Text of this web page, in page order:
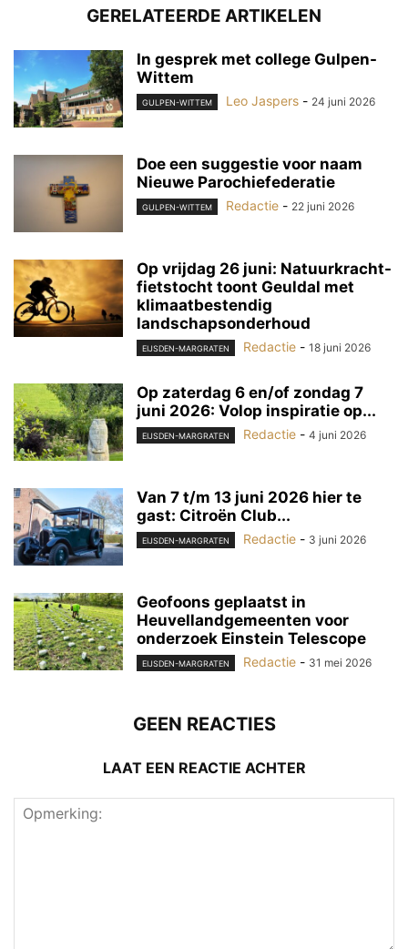
GERELATEERDE ARTIKELEN
In gesprek met college Gulpen-
Wittem
GULPEN-WITTEM Leo Jaspers - 24 juni 2026
Doe een suggestie voor naam
Nieuwe Parochiefederatie
GULPEN-WITTEM Redactie - 22 juni 2026
Op vrijdag 26 juni: Natuurkracht-
fietstocht toont Geuldal met
klimaatbestendig
landschapsonderhoud
EIJSDEN-MARGRATEN Redactie - 18 juni 2026
Op zaterdag 6 en/of zondag 7
juni 2026: Volop inspiratie op...
EIJSDEN-MARGRATEN Redactie - 4 juni 2026
Van 7 t/m 13 juni 2026 hier te
gast: Citroën Club...
EIJSDEN-MARGRATEN Redactie - 3 juni 2026
Geofoons geplaatst in
Heuvellandgemeenten voor
onderzoek Einstein Telescope
EIJSDEN-MARGRATEN Redactie - 31 mei 2026
GEEN REACTIES
LAAT EEN REACTIE ACHTER